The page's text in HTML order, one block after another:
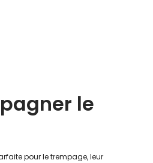
le
pour le trempage, leur